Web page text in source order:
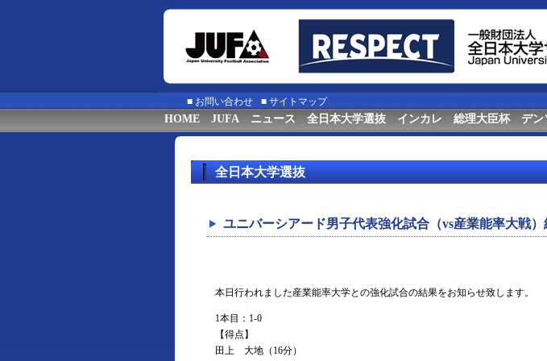
■ お問い合わせ ■ サイトマップ
HOME JUFA ニュース 全日本大学選抜 インカレ 総理大臣杯 デン
全日本大学選抜
ユニバーシアード男子代表強化試合（vs産業能率大戦
本日行われました産業能率大学との強化試合の結果をお知らせ致します。
1本目：1-0
【得点】
田上 大地（16分）